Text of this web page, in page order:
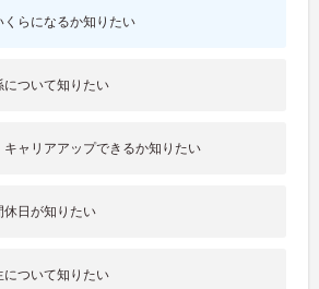
くらになるか知りたい
について知りたい
キャリアアップできるか知りたい
休日が知りたい
について知りたい